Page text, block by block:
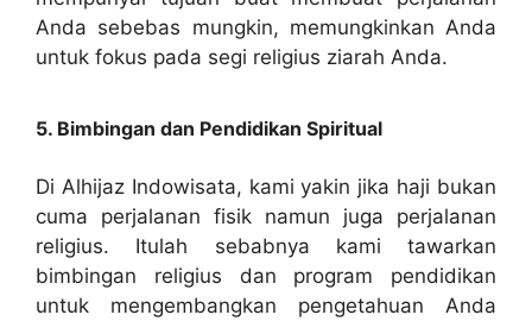
Anda sebebas mungkin, memungkinkan Anda
untuk fokus pada segi religius ziarah Anda.
5. Bimbingan dan Pendidikan Spiritual
Di Alhijaz Indowisata, kami yakin jika haji bukan
cuma perjalanan fisik namun juga perjalanan
religius. Itulah sebabnya kami tawarkan
bimbingan religius dan program pendidikan
untuk mengembangkan pengetahuan Anda